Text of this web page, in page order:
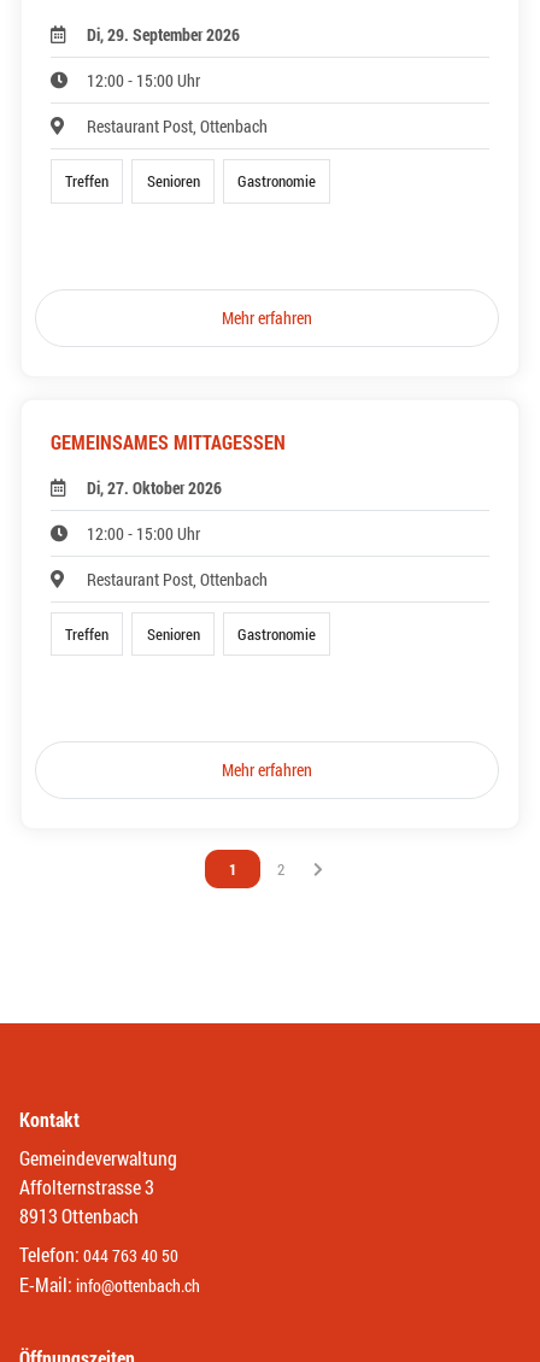
Di, 29. September 2026
12:00 - 15:00 Uhr
Restaurant Post, Ottenbach
Treffen Senioren Gastronomie
Mehr erfahren
GEMEINSAMES MITTAGESSEN
Di, 27. Oktober 2026
12:00 - 15:00 Uhr
Restaurant Post, Ottenbach
Treffen Senioren Gastronomie
Mehr erfahren
Vous êtes sur la page
1 Vous êtes sur la page
2
Kontakt
Gemeindeverwaltung
Affolternstrasse 3
8913 Ottenbach
Telefon: 044 763 40 50
E-Mail: info@ottenbach.ch